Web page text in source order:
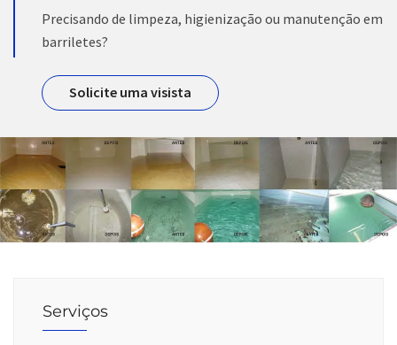
Precisando de limpeza, higienização ou manutenção em
barriletes?
Solicite uma visista
Serviços